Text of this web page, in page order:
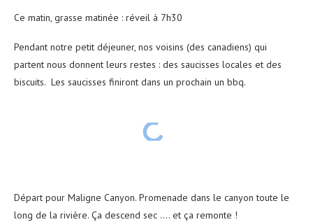
Ce matin, grasse matinée : réveil à 7h30
Pendant notre petit déjeuner, nos voisins (des canadiens) qui
partent nous donnent leurs restes : des saucisses locales et des
biscuits. Les saucisses finiront dans un prochain un bbq.
Départ pour Maligne Canyon. Promenade dans le canyon toute le
long de la rivière. Ça descend sec …. et ça remonte !